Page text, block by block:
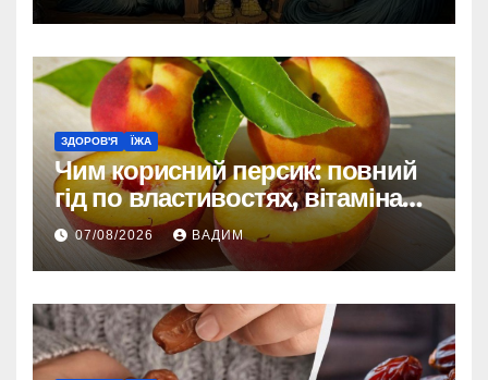
ЗДОРОВ'Я ЇЖА
Чим корисний персик: повний
гід по властивостях, вітамінах і
впливі на організм
07/08/2026 ВАДИМ